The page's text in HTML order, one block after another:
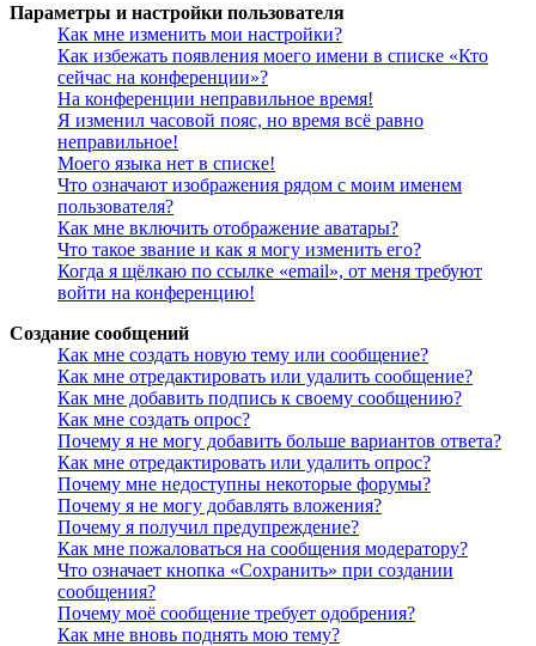
Параметры и настройки пользователя
Как мне изменить мои настройки?
Как избежать появления моего имени в списке «Кто
сейчас на конференции»?
На конференции неправильное время!
Я изменил часовой пояс, но время всё равно
неправильное!
Моего языка нет в списке!
Что означают изображения рядом с моим именем
пользователя?
Как мне включить отображение аватары?
Что такое звание и как я могу изменить его?
Когда я щёлкаю по ссылке «email», от меня требуют
войти на конференцию!
Создание сообщений
Как мне создать новую тему или сообщение?
Как мне отредактировать или удалить сообщение?
Как мне добавить подпись к своему сообщению?
Как мне создать опрос?
Почему я не могу добавить больше вариантов ответа?
Как мне отредактировать или удалить опрос?
Почему мне недоступны некоторые форумы?
Почему я не могу добавлять вложения?
Почему я получил предупреждение?
Как мне пожаловаться на сообщения модератору?
Что означает кнопка «Сохранить» при создании
сообщения?
Почему моё сообщение требует одобрения?
Как мне вновь поднять мою тему?